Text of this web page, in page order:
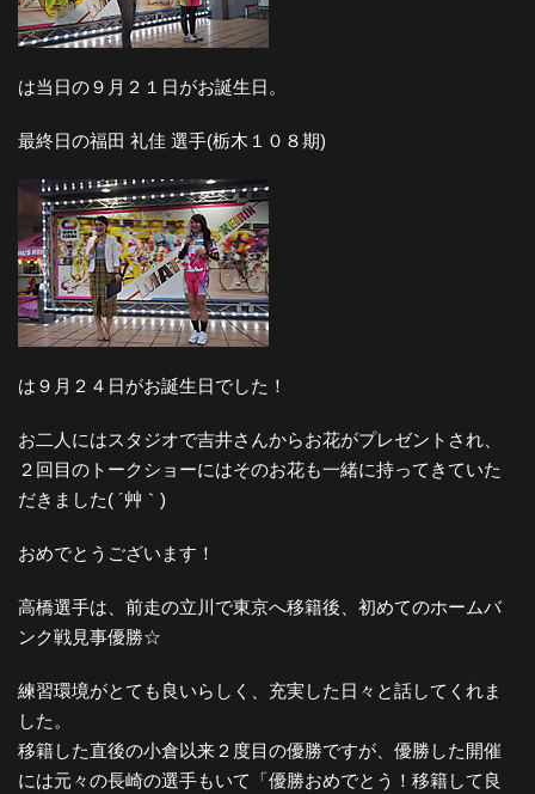
は当日の９月２１日がお誕生日。
最終日の福田 礼佳 選手(栃木１０８期)
は９月２４日がお誕生日でした！
お二人にはスタジオで吉井さんからお花がプレゼントされ、
２回目のトークショーにはそのお花も一緒に持ってきていた
だきました( ´艸｀)
おめでとうございます！
高橋選手は、前走の立川で東京へ移籍後、初めてのホームバ
ンク戦見事優勝☆
練習環境がとても良いらしく、充実した日々と話してくれま
した。
移籍した直後の小倉以来２度目の優勝ですが、優勝した開催
には元々の長崎の選手もいて「優勝おめでとう！移籍して良